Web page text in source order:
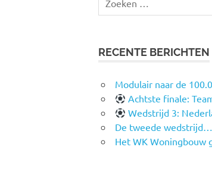
naar:
RECENTE BERICHTEN
Modulair naar de
Achtste finale:
Wedstrijd 3:
De tweede wedstrijd…
Het WK Woningbouw